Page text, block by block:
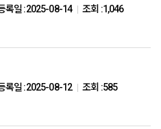
록일 :2025-08-14 조회 :1,046
록일 :2025-08-12 조회 :585